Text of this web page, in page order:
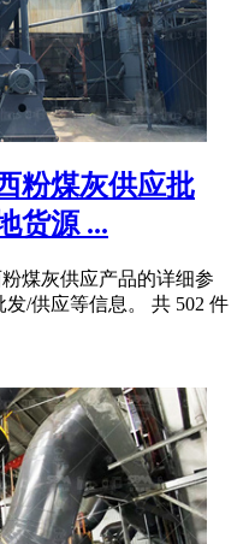
粉煤灰供应批
货源 ...
煤灰供应产品的详细参
/供应等信息。 共 502 件